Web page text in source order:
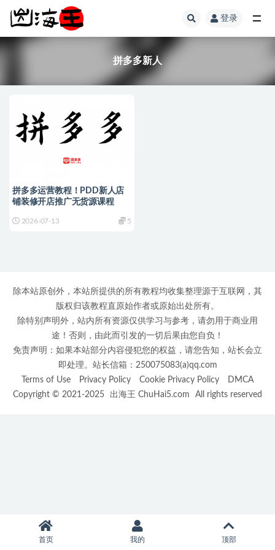
登录
拼多多新人
拼多多运营教程！PDD新人店
铺装修开店推广无货源课程
2026-07-13 5
除本站原创外，本站所提供的所有教程均收集整理源于互联网，其
版权归该教程直原始作者或原始出处所有。
除特别声明外，站内所有资源仅供学习与参考，请勿用于商业用
途！否则，由此而引发的一切后果由您自负！
免责声明：如果本站部分内容侵犯您的权益，请您告知，站长会立
即处理。站长信箱：250075083(a)qq.com
Terms of Use
Privacy Policy Cookie Privacy Policy
DMCA
Copyright © 2021-2025
出海王 ChuHai5.com All rights reserved
首页 我的 顶部
全部